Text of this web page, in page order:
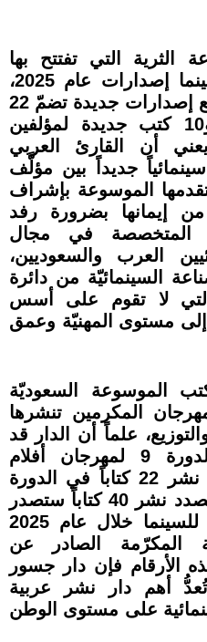
الثرية التي تفتتح بها
الموسوعة السعوديّة للسينما إصدارات عام 2025،
سنكون على مدار العام مع إصدارات جديدة تضمّ 22
كتاباً سينمائياً مترجماً، و10 كتب جديدة لمؤلفين
أن القارئ العربي
إصداراً سينمائياً جديداً بين مؤلَّف
الموسوعة بإشراف
من إيمانها بضرورة رفد
المتخصصة في مجال
العرب والسعوديين،
السينمائيّة من دائرة
التي لا تقوم على أسس
إلى مستوى المهنيّة وعمق
الموسوعة السعوديّة
المكرمين تنشرها
علماً أن الدار قد
نشرت 18 كتاباً في الدورة 9 لمهرجان أفلام
السعودية، وتم من خلالها نشر 22 كتاباً في الدورة
10 للمهرجان، وهي الآن بصدد نشر 40 كتاباً ستصدر
عن الموسوعة السعودية للسينما خلال عام 2025
المكرّمة الصادر عن
الأرقام فإن دار جسور
تُعدُّ أهم دار نشر عربية
على مستوى الوطن